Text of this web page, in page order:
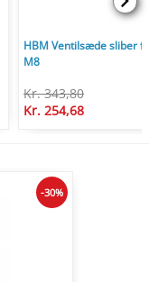
HBM Ventilsæde sliber
M8
Kr. 343,80
Kr. 254,68
-30%